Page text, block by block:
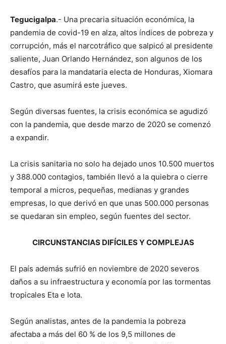
Tegucigalpa.- Una precaria situación económica, la
pandemia de covid-19 en alza, altos índices de pobreza y
corrupción, más el narcotráfico que salpicó al presidente
saliente, Juan Orlando Hernández, son algunos de los
desafíos para la mandataria electa de Honduras, Xiomara
Castro, que asumirá este jueves.
Según diversas fuentes, la crisis económica se agudizó
con la pandemia, que desde marzo de 2020 se comenzó
a expandir.
La crisis sanitaria no solo ha dejado unos 10.500 muertos
y 388.000 contagios, también llevó a la quiebra o cierre
temporal a micros, pequeñas, medianas y grandes
empresas, lo que derivó en que unas 500.000 personas
se quedaran sin empleo, según fuentes del sector.
CIRCUNSTANCIAS DIFÍCILES Y COMPLEJAS
El país además sufrió en noviembre de 2020 severos
daños a su infraestructura y economía por las tormentas
tropicales Eta e Iota.
Según analistas, antes de la pandemia la pobreza
afectaba a más del 60 % de los 9,5 millones de